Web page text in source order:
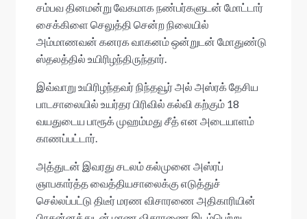
சம்பவ தினமன்று வேகமாக நண்பர்களுடன் மோட்டார்
சைக்கிளை செலுத்தி சென்ற நிலையில்
அம்மாணவன் கனரக வாகனம் ஒன்றுடன் மோதுண்டு
ஸ்தலத்தில் உயிரிழந்திருந்தார்.
இவ்வாறு உயிரிழந்தவர் நிந்தவூர் அல் அஸ்ரக் தேசிய
பாடசாலையில் உயர்தர பிரிவில் கல்வி கற்கும் 18
வயதுடைய பாரூக் முஹம்மது சீத் என அடையாளம்
காணப்பட்டார்.
அத்துடன் இவரது சடலம் கல்முனை அஸ்ரப்
ஞாபகார்த்த வைத்தியசாலைக்கு எடுத்துச்
செல்லப்பட்டு திடீர் மரண விசாரணை அதிகாரியின்